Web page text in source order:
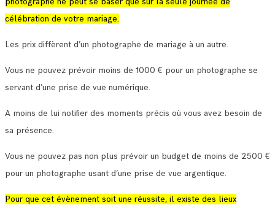
célébration de votre mariage.
Les prix diffèrent d’un photographe de mariage à un autre.
Vous ne pouvez prévoir moins de 1000 € pour un photographe se
servant d’une prise de vue numérique.
A moins de lui notifier des moments précis où vous avez besoin de
sa présence.
Vous ne pouvez pas non plus prévoir un budget de moins de 2500 €
pour un photographe usant d’une prise de vue argentique.
Pour que cet évènement soit une réussite, il existe des lieux